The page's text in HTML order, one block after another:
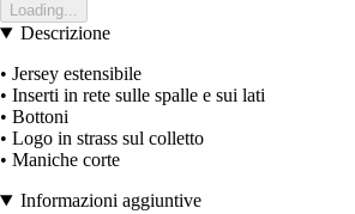
Loading...
Descrizione
• Jersey estensibile
• Inserti in rete sulle spalle e sui lati
• Bottoni
• Logo in strass sul colletto
• Maniche corte
Informazioni aggiuntive